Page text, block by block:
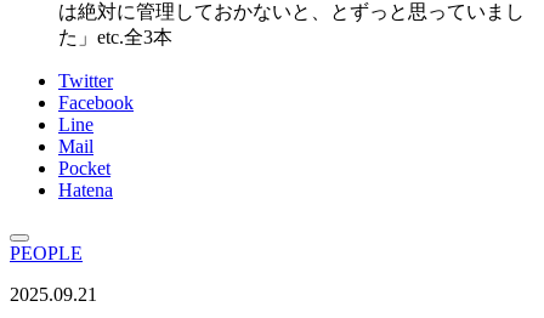
は絶対に管理しておかないと、とずっと思っていまし
た」etc.全3本
Twitter
Facebook
Line
Mail
Pocket
Hatena
PEOPLE
2025.09.21